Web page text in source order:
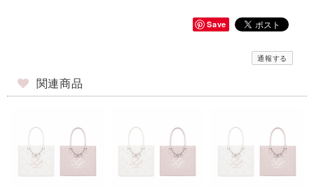
Save
通報する
関連商品